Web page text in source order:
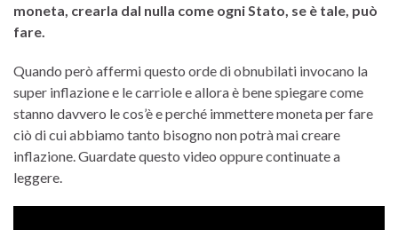
moneta, crearla dal nulla come ogni Stato, se è tale, può
fare.
Quando però affermi questo orde di obnubilati invocano la
super inflazione e le carriole e allora è bene spiegare come
stanno davvero le cos’è e perché immettere moneta per fare
ciò di cui abbiamo tanto bisogno non potrà mai creare
inflazione. Guardate questo video oppure continuate a
leggere.